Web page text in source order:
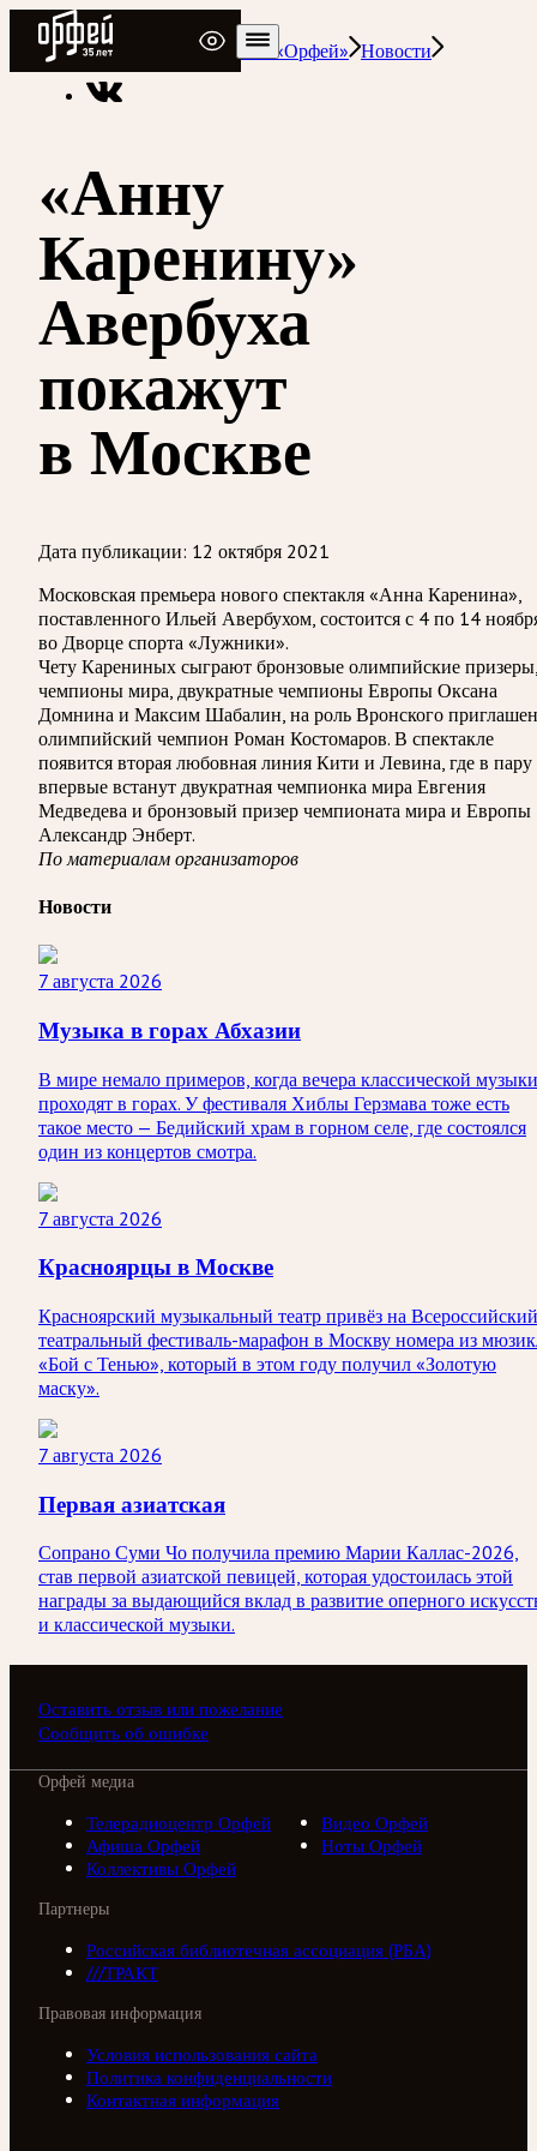
Радио Орфей
Радио классической музыки «Орфей» Новости
«Анну
Каренину»
Авербуха
покажут
в Москве
Дата публикации: 12 октября 2021
Московская премьера нового спектакля «Анна Каренина»,
поставленного Ильей Авербухом, состоится с 4 по 14
во Дворце спорта «Лужники».
Чету Карениных сыграют бронзовые олимпийские призеры,
чемпионы мира, двукратные чемпионы Европы Оксана
Домнина и Максим Шабалин, на роль Вронского приглашен
олимпийский чемпион Роман Костомаров. В спектакле
появится вторая любовная линия Кити и Левина, где в пару
впервые встанут двукратная чемпионка мира Евгения
Медведева и бронзовый призер чемпионата мира и Европы
Александр Энберт.
По материалам организаторов
Новости
7 августа 2026
Музыка в горах Абхазии
В мире немало примеров, когда вечера классической музыки
проходят в горах. У фестиваля Хиблы Герзмава тоже есть
такое место — Бедийский храм в горном селе, где состоялся
один из концертов смотра.
7 августа 2026
Красноярцы в Москве
Красноярский музыкальный театр привёз на Всероссийский
театральный фестиваль-марафон в Москву номера из
«Бой с Тенью», который в этом году получил «Золотую
маску».
7 августа 2026
Первая азиатская
Сопрано Суми Чо получила премию Марии Каллас-2026,
став первой азиатской певицей, которая удостоилась этой
награды за выдающийся вклад в развитие оперного
и классической музыки.
Оставить отзыв или пожелание
Сообщить об ошибке
Орфей медиа
Телерадиоцентр Орфей
Видео Орфей
Афиша Орфей
Ноты Орфей
Коллективы Орфей
Партнеры
Российская библиотечная ассоциация (РБА)
///ТРАКТ
Правовая информация
Условия использования сайта
Политика конфиденциальности
Контактная информация